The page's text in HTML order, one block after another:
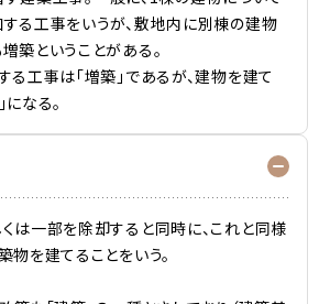
る工事をいうが、敷地内に別棟の建物
築ということがある。
る工事は「増築」であるが、建物を建て
」になる。
は一部を除却すると同時に、これと同様
物を建てることをいう。